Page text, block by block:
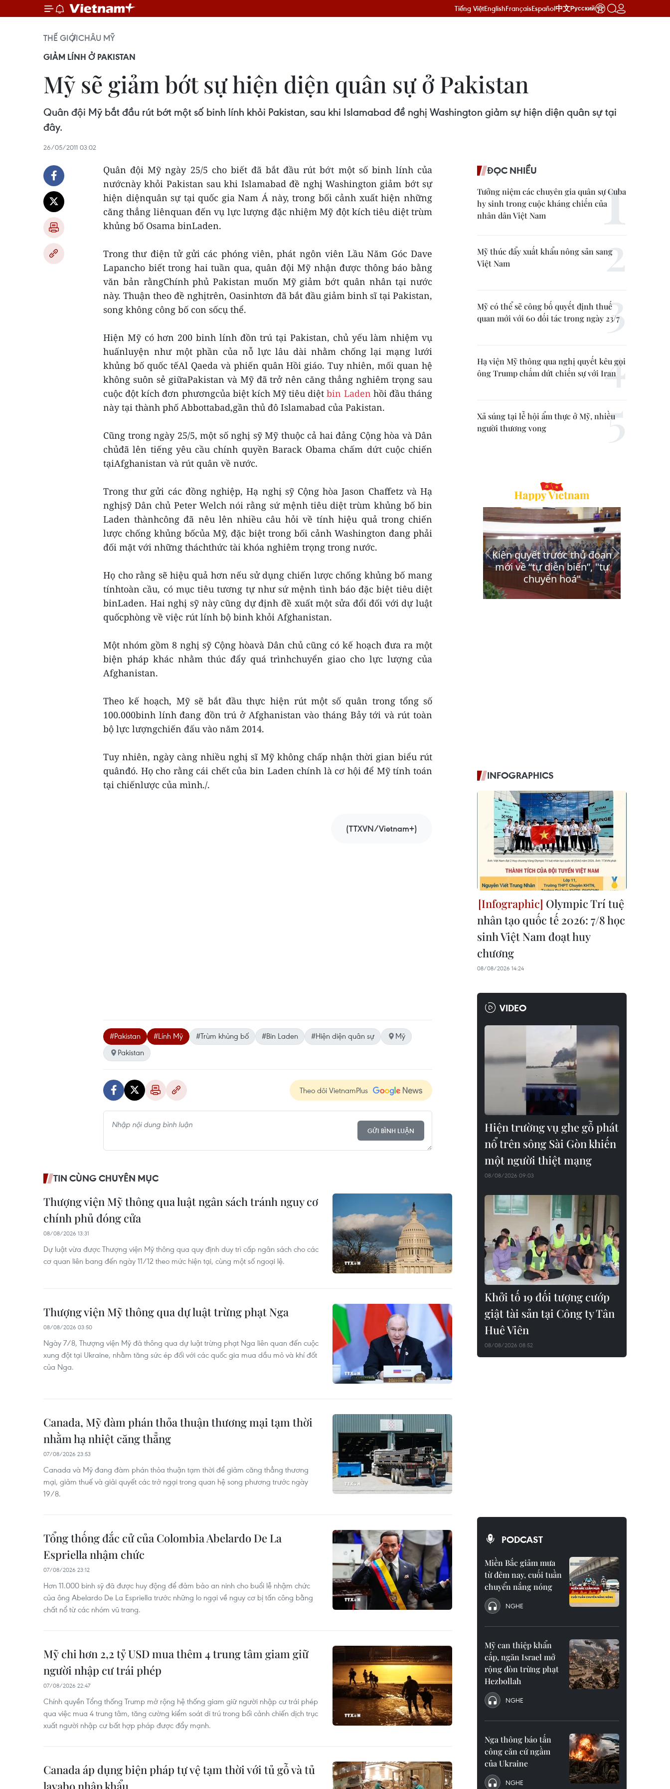
Tiếng ViệtEnglishFrançaisEspañol中文Русский
THẾ GIỚICHÂU MỸ
GIẢM LÍNH Ở PAKISTAN
Mỹ sẽ giảm bớt sự hiện diện quân sự ở Pakistan
Quân đội Mỹ bắt đầu rút bớt một số binh lính khỏi Pakistan, sau khi Islamabad đề nghị Washington giảm sự hiện diện quân sự tại
đây.
26/05/2011 03:02
Quân đội Mỹ ngày 25/5 cho biết đã bắt đầu rút bớt một số binh lính của
nướcnày khỏi Pakistan sau khi Islamabad đề nghị Washington giảm bớt sự
hiện diệnquân sự tại quốc gia Nam Á này, trong bối cảnh xuất hiện những
căng thẳng liênquan đến vụ lực lượng đặc nhiệm Mỹ đột kích tiêu diệt trùm
khủng bố Osama binLaden.
Trong thư điện tử gửi các phóng viên, phát ngôn viên Lầu Năm Góc Dave
Lapancho biết trong hai tuần qua, quân đội Mỹ nhận được thông báo bằng
văn bản rằngChính phủ Pakistan muốn Mỹ giảm bớt quân nhân tại nước
này. Thuận theo đề nghịtrên, Oasinhtơn đã bắt đầu giảm binh sĩ tại Pakistan,
song không công bố con sốcụ thể.
Hiện Mỹ có hơn 200 binh lính đồn trú tại Pakistan, chủ yếu làm nhiệm vụ
huấnluyện như một phần của nỗ lực lâu dài nhằm chống lại mạng lưới
khủng bố quốc tếAl Qaeda và phiến quân Hồi giáo. Tuy nhiên, mối quan hệ
không suôn sẻ giữaPakistan và Mỹ đã trở nên căng thẳng nghiêm trọng sau
cuộc đột kích đơn phươngcủa biệt kích Mỹ tiêu diệtbin Laden hồi đầu tháng
này tại thành phố Abbottabad,gần thủ đô Islamabad của Pakistan.
Cũng trong ngày 25/5, một số nghị sỹ Mỹ thuộc cả hai đảng Cộng hòa và Dân
chủđã lên tiếng yêu cầu chính quyền Barack Obama chấm dứt cuộc chiến
tạiAfghanistan và rút quân về nước.
Trong thư gửi các đồng nghiệp, Hạ nghị sỹ Cộng hòa Jason Chaffetz và Hạ
nghịsỹ Dân chủ Peter Welch nói rằng sứ mệnh tiêu diệt trùm khủng bố bin
Laden thànhcông đã nêu lên nhiều câu hỏi về tính hiệu quả trong chiến
lược chống khủng bốcủa Mỹ, đặc biệt trong bối cảnh Washington đang phải
đối mặt với những tháchthức tài khóa nghiêm trọng trong nước.
Họ cho rằng sẽ hiệu quả hơn nếu sử dụng chiến lược chống khủng bố mang
tínhtoàn cầu, có mục tiêu tương tự như sứ mệnh tình báo đặc biệt tiêu diệt
binLaden. Hai nghị sỹ này cũng dự định đề xuất một sửa đổi đối với dự luật
quốcphòng về việc rút lính bộ binh khỏi Afghanistan.
Một nhóm gồm 8 nghị sỹ Cộng hòavà Dân chủ cũng có kế hoạch đưa ra một
biện pháp khác nhằm thúc đẩy quá trìnhchuyển giao cho lực lượng của
Afghanistan.
Theo kế hoạch, Mỹ sẽ bắt đầu thực hiện rút một số quân trong tổng số
100.000binh lính đang đồn trú ở Afghanistan vào tháng Bảy tới và rút toàn
bộ lực lượngchiến đấu vào năm 2014.
Tuy nhiên, ngày càng nhiều nghị sĩ Mỹ không chấp nhận thời gian biểu rút
quânđó. Họ cho rằng cái chết của bin Laden chính là cơ hội để Mỹ tính toán
tại chiếnlược của mình./.
(TTXVN/Vietnam+)
#Pakistan #Lính Mỹ #Trùm khủng bố #Bin Laden #Hiện diện quân sự
Mỹ
Pakistan
Theo dõi VietnamPlus
GỬI BÌNH LUẬN
TIN CÙNG CHUYÊN MỤC
Thượng viện Mỹ thông qua luật ngân sách tránh nguy cơ
chính phủ đóng cửa
08/08/2026 13:31
Dự luật vừa được Thượng viện Mỹ thông qua quy định duy trì cấp ngân sách cho các
cơ quan liên bang đến ngày 11/12 theo mức hiện tại, cùng một số ngoại lệ.
Thượng viện Mỹ thông qua dự luật trừng phạt Nga
08/08/2026 03:50
Ngày 7/8, Thượng viện Mỹ đã thông qua dự luật trừng phạt Nga liên quan đến cuộc
xung đột tại Ukraine, nhằm tăng sức ép đối với các quốc gia mua dầu mỏ và khí đốt
của Nga.
Canada, Mỹ đàm phán thỏa thuận thương mại tạm thời
nhằm hạ nhiệt căng thẳng
07/08/2026 23:53
Canada và Mỹ đang đàm phán thỏa thuận tạm thời để giảm căng thẳng thương
mại, giảm thuế và giải quyết các trở ngại trong quan hệ song phương trước ngày
19/8.
Tổng thống đắc cử của Colombia Abelardo De La
Espriella nhậm chức
07/08/2026 23:12
Hơn 11.000 binh sỹ đã được huy động để đảm bảo an ninh cho buổi lễ nhậm chức
của ông Abelardo De La Espriella trước những lo ngại về nguy cơ bị tấn công bằng
chất nổ từ các nhóm vũ trang.
Mỹ chi hơn 2,2 tỷ USD mua thêm 4 trung tâm giam giữ
người nhập cư trái phép
07/08/2026 22:47
Chính quyền Tổng thống Trump mở rộng hệ thống giam giữ người nhập cư trái phép
qua việc mua 4 trung tâm, tăng cường kiểm soát di trú trong bối cảnh chiến dịch trục
xuất người nhập cư bất hợp pháp được đẩy mạnh.
Canada áp dụng biện pháp tự vệ tạm thời với tủ gỗ và tủ
lavabo nhập khẩu
ĐỌC NHIỀU
Tưởng niệm các chuyên gia quân sự Cuba
hy sinh trong cuộc kháng chiến của
nhân dân Việt Nam
Mỹ thúc đẩy xuất khẩu nông sản sang
Việt Nam
Mỹ có thể sẽ công bố quyết định thuế
quan mới với 60 đối tác trong ngày 23/7
Hạ viện Mỹ thông qua nghị quyết kêu gọi
ông Trump chấm dứt chiến sự với Iran
Xả súng tại lễ hội ẩm thực ở Mỹ, nhiều
người thương vong
INFOGRAPHICS
Olympic Trí tuệ
nhân tạo quốc tế 2026: 7/8 học
sinh Việt Nam đoạt huy
chương
08/08/2026 14:24
VIDEO
Hiện trường vụ ghe gỗ phát
nổ trên sông Sài Gòn khiến
một người thiệt mạng
08/08/2026 09:03
Khởi tố 19 đối tượng cướp
giật tài sản tại Công ty Tân
Huê Viên
08/08/2026 08:52
PODCAST
Miền Bắc giảm mưa
từ đêm nay, cuối tuần
chuyển nắng nóng
NGHE
Mỹ can thiệp khẩn
cấp, ngăn Israel mở
rộng đòn trừng phạt
Hezbollah
NGHE
Nga thông báo tấn
công căn cứ ngầm
của Ukraine
NGHE